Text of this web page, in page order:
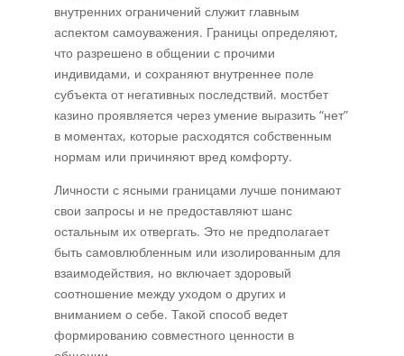
внутренних ограничений служит главным
аспектом самоуважения. Границы определяют,
что разрешено в общении с прочими
индивидами, и сохраняют внутреннее поле
субъекта от негативных последствий. мостбет
казино проявляется через умение выразить “нет”
в моментах, которые расходятся собственным
нормам или причиняют вред комфорту.
Личности с ясными границами лучше понимают
свои запросы и не предоставляют шанс
остальным их отвергать. Это не предполагает
быть самовлюбленным или изолированным для
взаимодействия, но включает здоровый
соотношение между уходом о других и
вниманием о себе. Такой способ ведет
формированию совместного ценности в